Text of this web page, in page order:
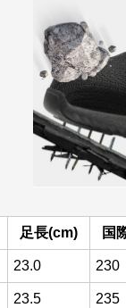
足長(cm) 国
23.0 230
23.5 235